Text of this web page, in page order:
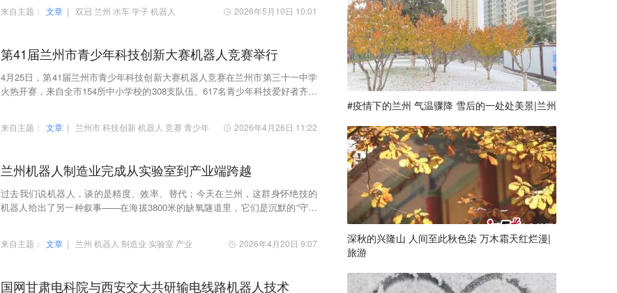
来自主题： 文章 | 双冠 兰州 水车学子机器人 2026年5月10日 10:01
第41届兰州市青少年科技创新大赛机器人竞赛举行
4月25日，第41届兰州市青少年科技创新大赛机器人竞赛在兰州市第三十一中学
火热开赛，来自全市154所中小学校的308支队伍、617名青少年科技爱好者齐聚
来自主题： 文章 | 兰州市科技创新机器人 竞赛 青少年 2026年4月26日 11:22
兰州机器人制造业完成从实验室到产业端跨越
过去我们说机器人，谈的是精度、效率、替代；今天在兰州，这群身怀绝技的
机器人给出了另一种叙事——在海拔3800米的缺氧隧道里，它们是沉默的“守夜
来自主题： 文章 | 兰州 机器人 制造业 实验室 产业 2026年4月20日 9:07
国网甘肃电科院与西安交大共研输电线路机器人技术
#疫情下的兰州 气温骤降 雪后的一处处美景|兰州
深秋的兴隆山 人间至此秋色染 万木霜天红烂漫|
旅游